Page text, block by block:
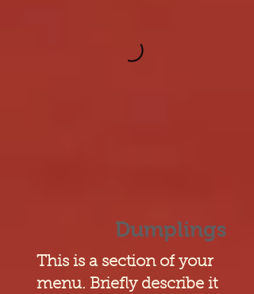
Dumplings
This is a section of your
menu. Briefly describe it